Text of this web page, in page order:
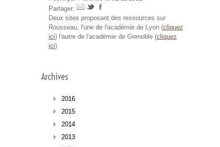
Partager:
Deux sites proposant des ressources sur
Rousseau, l'une de l'académie de Lyon (cliquez
ici) l'autre de l'académie de Grenoble (cliquez
ici)
Archives
2016
2015
2014
2013